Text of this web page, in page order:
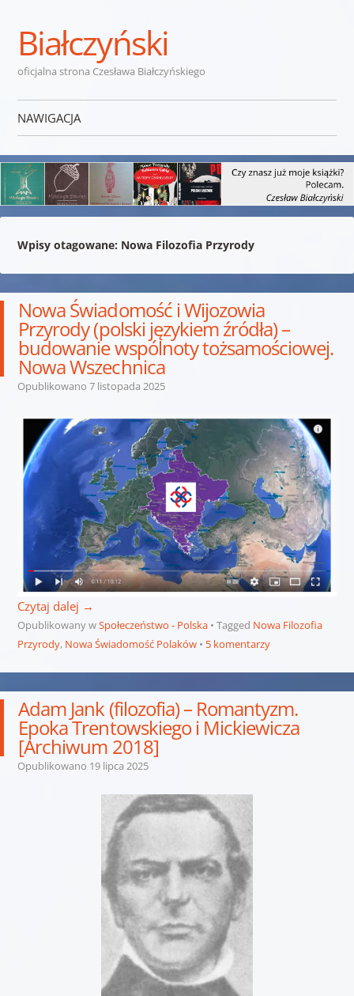
Białczyński
oficjalna strona Czesława Białczyńskiego
NAWIGACJA
Wpisy otagowane: Nowa Filozofia Przyrody
Nowa Świadomość i Wijozowia
Przyrody (polski językiem źródła) –
budowanie wspólnoty tożsamościowej.
Nowa Wszechnica
Opublikowano 7 listopada 2025
Czytaj dalej →
Opublikowany wSpołeczeństwo - Polska Tagged Nowa Filozofia
Przyrody, Nowa Świadomość Polaków 5 komentarzy
Adam Jank (filozofia) – Romantyzm.
Epoka Trentowskiego i Mickiewicza
[Archiwum 2018]
Opublikowano 19 lipca 2025